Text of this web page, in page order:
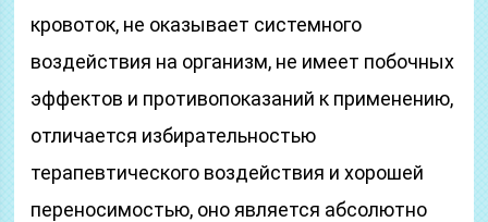
кровоток, не оказывает системного
воздействия на организм, не имеет побочных
эффектов и противопоказаний к применению,
отличается избирательностью
терапевтического воздействия и хорошей
переносимостью, оно является абсолютно